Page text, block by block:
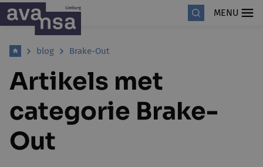
MENU
blog Brake-Out
Artikels met
categorie Brake-
Out